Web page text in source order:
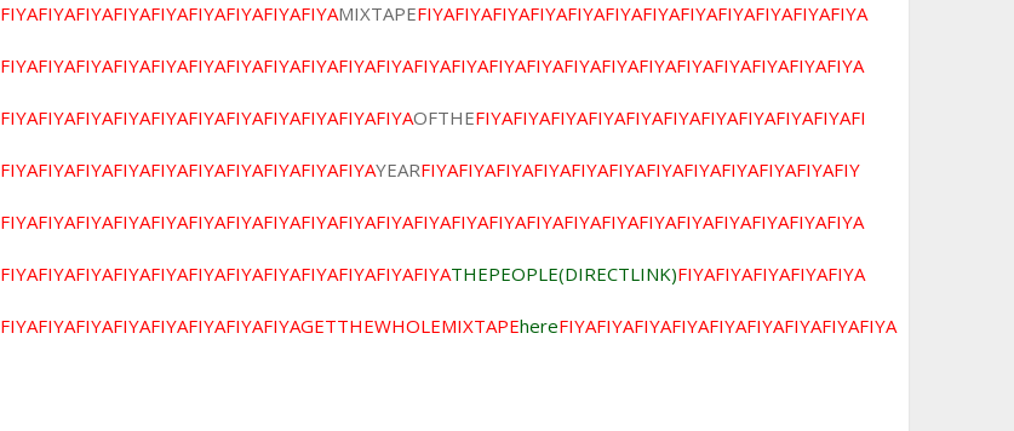
FIYAFIYAFIYAFIYAFIYAFIYAFIYAFIYAFIYAMIXTAPEFIYAFIYAFIYAFIYAFIYAFIYAFIYAFIYAFIYAFIYAFIYAFIYA
FIYAFIYAFIYAFIYAFIYAFIYAFIYAFIYAFIYAFIYAFIYAFIYAFIYAFIYAFIYAFIYAFIYAFIYAFIYAFIYAFIYAFIYAFIYA
FIYAFIYAFIYAFIYAFIYAFIYAFIYAFIYAFIYAFIYAFIYAOFTHEFIYAFIYAFIYAFIYAFIYAFIYAFIYAFIYAFIYAFIYAFI
FIYAFIYAFIYAFIYAFIYAFIYAFIYAFIYAFIYAFIYAYEARFIYAFIYAFIYAFIYAFIYAFIYAFIYAFIYAFIYAFIYAFIYAFIY
FIYAFIYAFIYAFIYAFIYAFIYAFIYAFIYAFIYAFIYAFIYAFIYAFIYAFIYAFIYAFIYAFIYAFIYAFIYAFIYAFIYAFIYAFIYA
FIYAFIYAFIYAFIYAFIYAFIYAFIYAFIYAFIYAFIYAFIYAFIYATHEPEOPLE(DIRECTLINK)FIYAFIYAFIYAFIYAFIYA
FIYAFIYAFIYAFIYAFIYAFIYAFIYAFIYAGETTHEWHOLEMIXTAPEhereFIYAFIYAFIYAFIYAFIYAFIYAFIYAFIYAFIYA